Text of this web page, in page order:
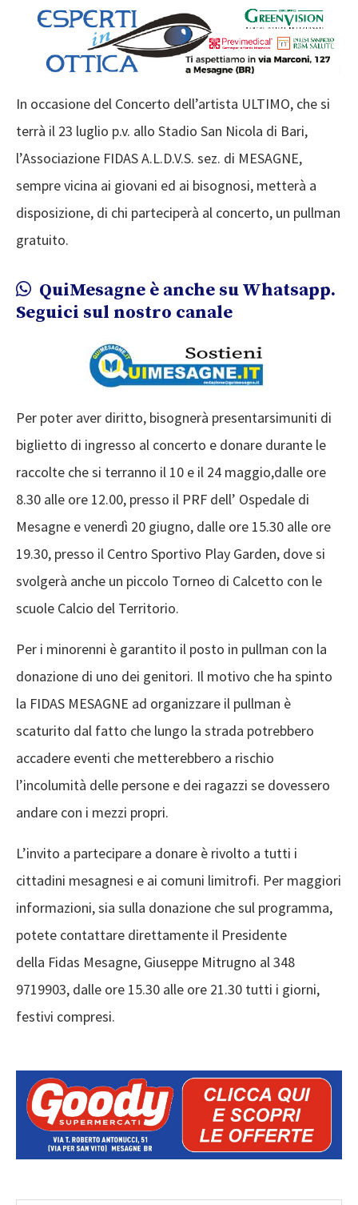
In occasione del Concerto dell’artista ULTIMO, che si
terrà il 23 luglio p.v. allo Stadio San Nicola di Bari,
l’Associazione FIDAS A.L.D.V.S. sez. di MESAGNE,
sempre vicina ai giovani ed ai bisognosi, metterà a
disposizione, di chi parteciperà al concerto, un pullman
gratuito.
QuiMesagne è anche su Whatsapp.
Seguici sul nostro canale
Per poter aver diritto, bisognerà presentarsimuniti di
biglietto di ingresso al concerto e donare durante le
raccolte che si terranno il 10 e il 24 maggio,dalle ore
8.30 alle ore 12.00, presso il PRF dell’ Ospedale di
Mesagne e venerdì 20 giugno, dalle ore 15.30 alle ore
19.30, presso il Centro Sportivo Play Garden, dove si
svolgerà anche un piccolo Torneo di Calcetto con le
scuole Calcio del Territorio.
Per i minorenni è garantito il posto in pullman con la
donazione di uno dei genitori. Il motivo che ha spinto
la FIDAS MESAGNE ad organizzare il pullman è
scaturito dal fatto che lungo la strada potrebbero
accadere eventi che metterebbero a rischio
l’incolumità delle persone e dei ragazzi se dovessero
andare con i mezzi propri.
L’invito a partecipare a donare è rivolto a tutti i
cittadini mesagnesi e ai comuni limitrofi. Per maggiori
informazioni, sia sulla donazione che sul programma,
potete contattare direttamente il Presidente
della Fidas Mesagne, Giuseppe Mitrugno al 348
9719903, dalle ore 15.30 alle ore 21.30 tutti i giorni,
festivi compresi.